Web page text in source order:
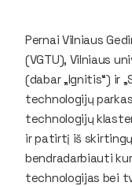
Pernai Vilniaus
(VGTU), Vilniaus
(dabar „Ignitis“) ir
technologijų
technologijų
ir patirtį iš
bendradarbiauti
technologijas bei